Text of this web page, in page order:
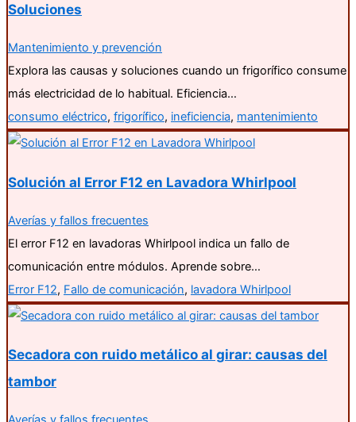
Soluciones
Mantenimiento y prevención
Explora las causas y soluciones cuando un frigorífico consume
más electricidad de lo habitual. Eficiencia…
consumo eléctrico, frigorífico, ineficiencia, mantenimiento
Solución al Error F12 en Lavadora Whirlpool
Averías y fallos frecuentes
El error F12 en lavadoras Whirlpool indica un fallo de
comunicación entre módulos. Aprende sobre…
Error F12, Fallo de comunicación, lavadora Whirlpool
Secadora con ruido metálico al girar: causas del
tambor